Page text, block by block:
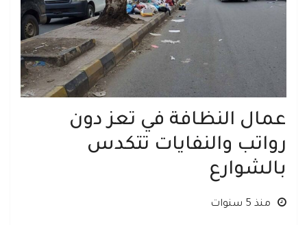
عمال النظافة في تعز دون
رواتب والنفايات تتكدس
بالشوارع
منذ 5 سنوات